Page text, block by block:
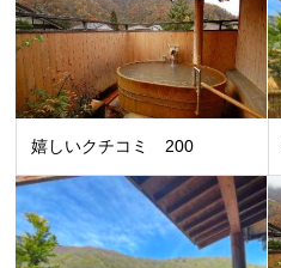
嬉しいクチコミ 200